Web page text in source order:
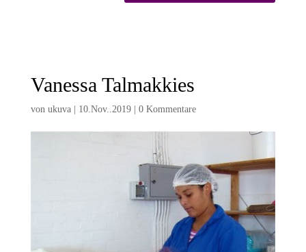
Vanessa Talmakkies
von ukuva| 10.Nov..2019| 0 Kommentare